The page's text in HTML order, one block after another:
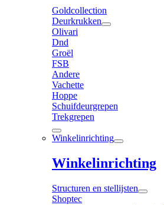
Goldcollection
Deurkrukken
Olivari
Dnd
Groël
FSB
Andere
Vachette
Hoppe
Schuifdeurgrepen
Trekgrepen
Winkelinrichting
Winkelinrichting
Structuren en stellijsten
Shoptec